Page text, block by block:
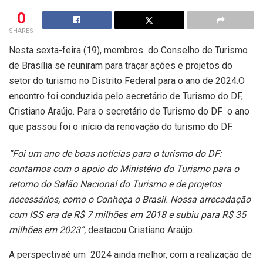
0
SHARES
Nesta sexta-feira (19), membros do Conselho de Turismo
de Brasília se reuniram para traçar ações e projetos do
setor do turismo no Distrito Federal para o ano de 2024.O
encontro foi conduzida pelo secretário de Turismo do DF,
Cristiano Araújo. Para o secretário de Turismo do DF o ano
que passou foi o início da renovação do turismo do DF.
“Foi um ano de boas notícias para o turismo do DF:
contamos com o apoio do Ministério do Turismo para o
retorno do Salão Nacional do Turismo e de projetos
necessários, como o Conheça o Brasil. Nossa arrecadação
com ISS era de R$ 7 milhões em 2018 e subiu para R$ 35
milhões em 2023”, destacou Cristiano Araújo.
A perspectivaé um 2024 ainda melhor, com a realização de